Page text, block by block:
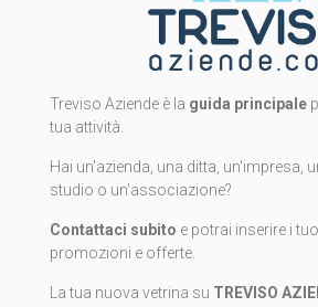
Treviso Aziende è la guida principale
tua attività.
Hai un'azienda, una ditta, un'impresa,
studio o un'associazione?
Contattaci subito e potrai inserire i
promozioni e offerte.
La tua nuova vetrina su TREVISO